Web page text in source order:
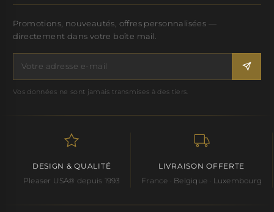
Promotions, nouveautés, offres personnalisées —
directement dans votre boîte mail.
Vos données ne sont jamais transmises à des tiers.
DESIGN & QUALITÉ
Pleaser USA® depuis 1993
LIVRAISON OFFERTE
France · Belgique · Luxembourg